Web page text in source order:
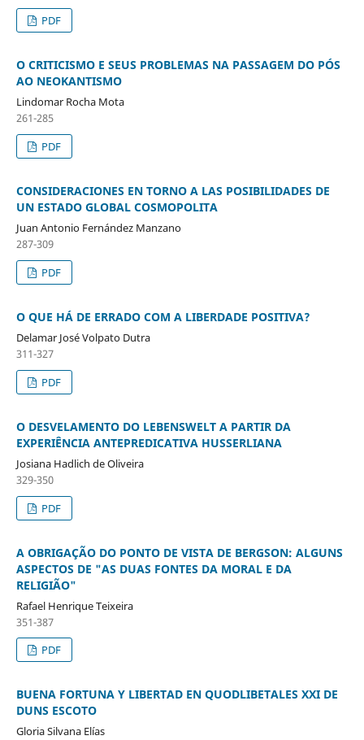
PDF
O CRITICISMO E SEUS PROBLEMAS NA PASSAGEM DO PÓS
AO NEOKANTISMO
Lindomar Rocha Mota
261-285
PDF
CONSIDERACIONES EN TORNO A LAS POSIBILIDADES DE
UN ESTADO GLOBAL COSMOPOLITA
Juan Antonio Fernández Manzano
287-309
PDF
O QUE HÁ DE ERRADO COM A LIBERDADE POSITIVA?
Delamar José Volpato Dutra
311-327
PDF
O DESVELAMENTO DO LEBENSWELT A PARTIR DA
EXPERIÊNCIA ANTEPREDICATIVA HUSSERLIANA
Josiana Hadlich de Oliveira
329-350
PDF
A OBRIGAÇÃO DO PONTO DE VISTA DE BERGSON: ALGUNS
ASPECTOS DE "AS DUAS FONTES DA MORAL E DA
RELIGIÃO"
Rafael Henrique Teixeira
351-387
PDF
BUENA FORTUNA Y LIBERTAD EN QUODLIBETALES XXI DE
DUNS ESCOTO
Gloria Silvana Elías